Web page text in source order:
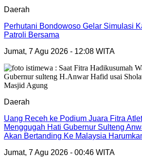
Daerah
Perhutani Bondowoso Gelar Simulasi
Patroli Bersama
Jumat, 7 Agu 2026 - 12:08 WITA
Daerah
Uang Receh ke Podium Juara Fitra
Menggugah Hati Gubernur Sulteng
Akan Bertanding Ke Malaysia
Jumat, 7 Agu 2026 - 00:46 WITA